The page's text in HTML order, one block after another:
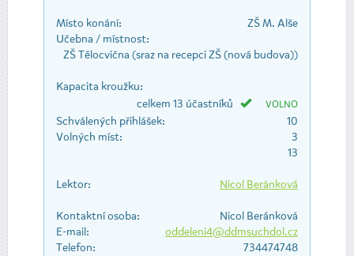
Místo konání:
ZŠ M. Alše
Učebna / místnost:
ZŠ Tělocvična (sraz na recepci ZŠ (nová budova))
Kapacita kroužku:
celkem 13 účastníků
VOLNO
Schválených přihlášek:
10
Volných míst:
3
13
Lektor: Nicol Beránková
Kontaktní osoba:
Nicol Beránková
E-mail:
oddeleni4@ddmsuchdol.cz
Telefon:
734474748